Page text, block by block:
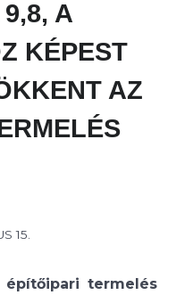
A
KÉPEST
AZ
15.
építőipari termelés